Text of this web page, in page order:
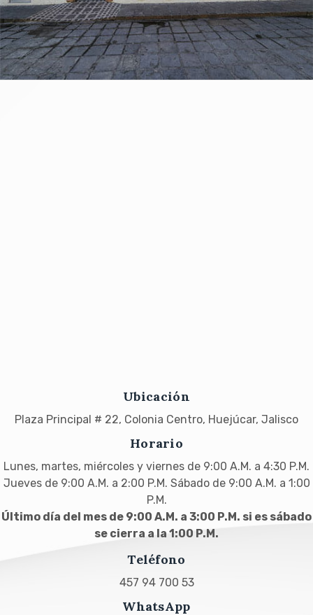
Ubicación
Plaza Principal # 22, Colonia Centro, Huejúcar, Jalisco
Horario
Lunes, martes, miércoles y viernes de 9:00 A.M. a 4:30 P.M.
Jueves de 9:00 A.M. a 2:00 P.M. Sábado de 9:00 A.M. a 1:00
P.M.
Último día del mes de 9:00 A.M. a 3:00 P.M. si es sábado
se cierra a la 1:00 P.M.
Teléfono
457 94 700 53
WhatsApp